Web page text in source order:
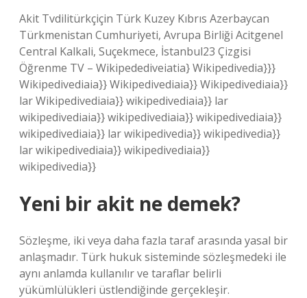
Akit Tvdilitürkçiçin Türk Kuzey Kıbrıs Azerbaycan
Türkmenistan Cumhuriyeti, Avrupa Birliği Acitgenel
Central Kalkali, Suçekmece, İstanbul23 Çizgisi
Öğrenme TV – Wikipedediveiatia} Wikipedivedia}}}
Wikipedivediaia}} Wikipedivediaia}} Wikipedivediaia}}
lar Wikipedivediaia}} wikipedivediaia}} lar
wikipedivediaia}} wikipedivediaia}} wikipedivediaia}}
wikipedivediaia}} lar wikipedivedia}} wikipedivedia}}
lar wikipedivediaia}} wikipedivediaia}}
wikipedivedia}}
Yeni bir akit ne demek?
Sözleşme, iki veya daha fazla taraf arasında yasal bir
anlaşmadır. Türk hukuk sisteminde sözleşmedeki ile
aynı anlamda kullanılır ve taraflar belirli
yükümlülükleri üstlendiğinde gerçekleşir.